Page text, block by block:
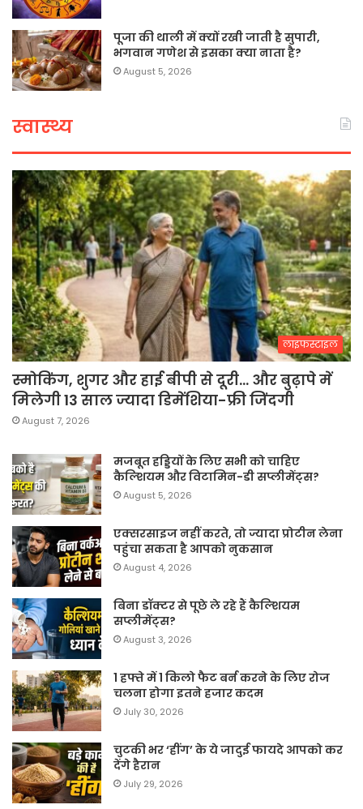
पूजा की थाली में क्यों रखी जाती है सुपारी,
भगवान गणेश से इसका क्या नाता है?
August 5, 2026
स्वास्थ्य
लाइफस्टाइल
स्मोकिंग, शुगर और हाई बीपी से दूरी… और बुढ़ापे में
मिलेगी 13 साल ज्यादा डिमेंशिया-फ्री जिंदगी
August 7, 2026
मजबूत हड्डियों के लिए सभी को चाहिए
कैल्शियम और विटामिन-डी सप्लीमेंट्स?
August 5, 2026
एक्सरसाइज नहीं करते, तो ज्यादा प्रोटीन लेना
पहुंचा सकता है आपको नुकसान
August 4, 2026
बिना डॉक्टर से पूछे ले रहे हैं कैल्शियम
सप्लीमेंट्स?
August 3, 2026
1 हफ्ते में 1 किलो फैट बर्न करने के लिए रोज
चलना होगा इतने हजार कदम
July 30, 2026
चुटकी भर ‘हींग’ के ये जादुई फायदे आपको कर
देंगे हैरान
July 29, 2026